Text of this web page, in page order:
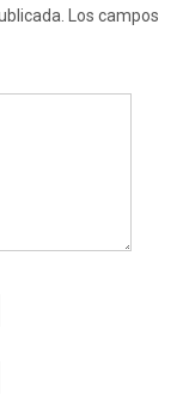
Los campos